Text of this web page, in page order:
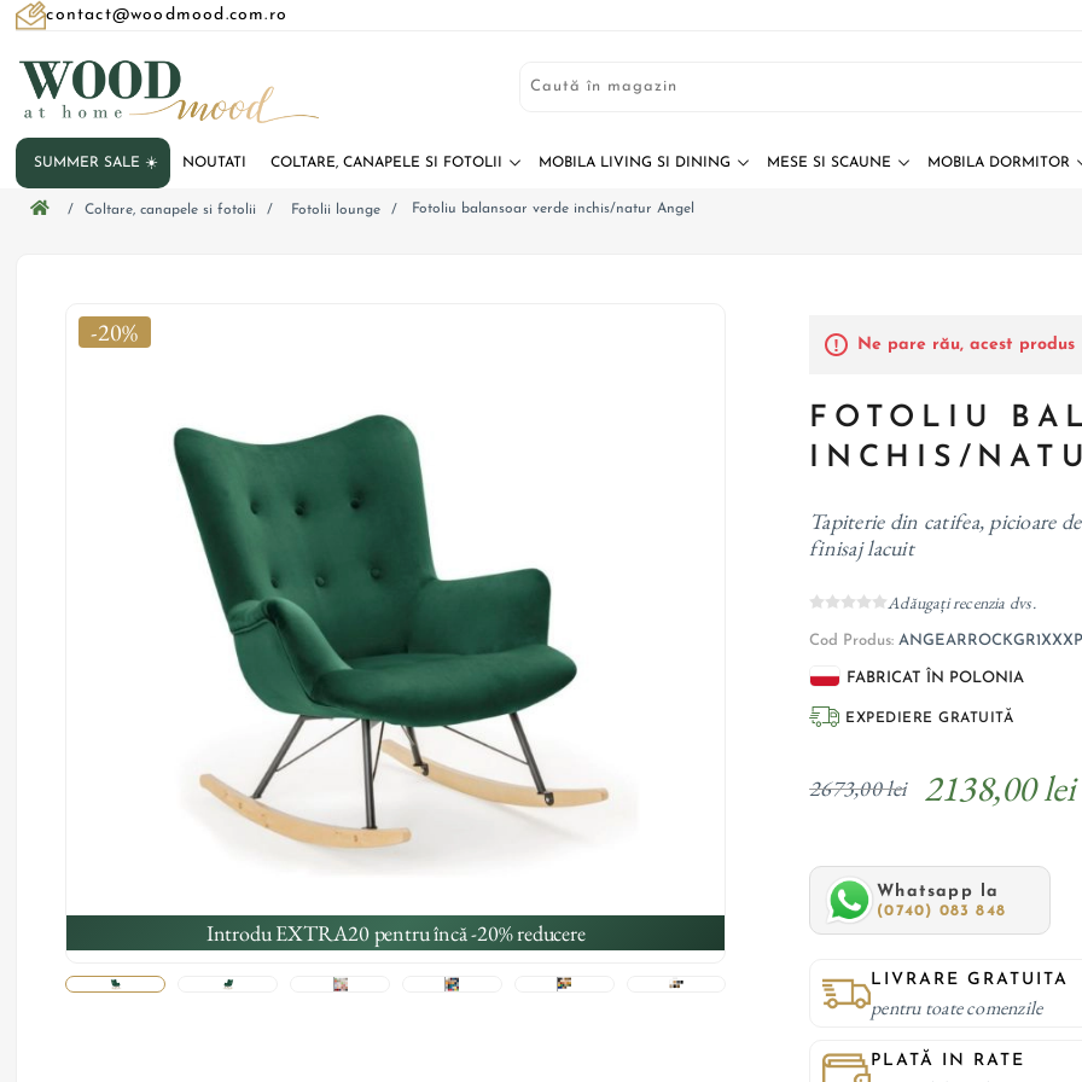
contact@woodmood.com.ro
SUMMER SALE ☀️ NOUTATI COLTARE, CANAPELE SI FOTOLII MOBILA LIVING SI DINING MESE SI SCAUNE MOBILA DORMITOR
/ Coltare, canapele si fotolii / Fotolii lounge / Fotoliu balansoar verde inchis/natur Angel
-20%
Introdu EXTRA20 pentru încă -20% reducere
Ne pare rău, acest
FOTOLIU
INCHIS/
Tapiterie din catifea, picioare
finisaj lacuit
Adăugați recenzia dvs.
Cod Produs:
FABRICAT ÎN POLONIA
EXPEDIERE GRATUITĂ
2673,00 lei 2138,00 lei
Whatsapp la
(0740) 083 848
LIVRARE GRATUITA
pentru toate comenzile
PLATĂ IN RATE